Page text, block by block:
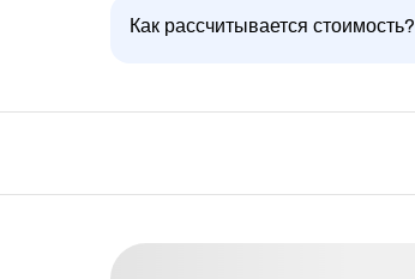
Как рассчитывается стоимость?